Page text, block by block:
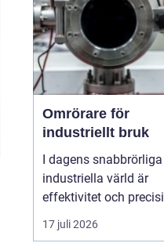
Omrörare för
industriellt bruk
I dagens snabbrörliga
industriella värld är
effektivitet och
av yttersta vikt. En
omrörare
17 juli 2026